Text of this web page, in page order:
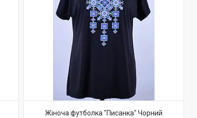
Жіноча футболка "Писанка" Чорний